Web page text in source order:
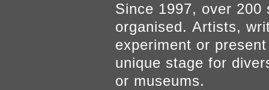
Since 1997, over 200
organised. Artists,
experiment or
unique stage for
or museums.